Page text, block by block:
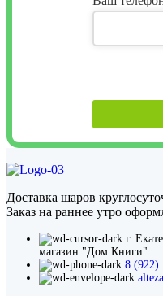
This
field
blank
Доставка шаров
Заказ на раннее утро
г.
магазин "Дом Книги"
8 (922)